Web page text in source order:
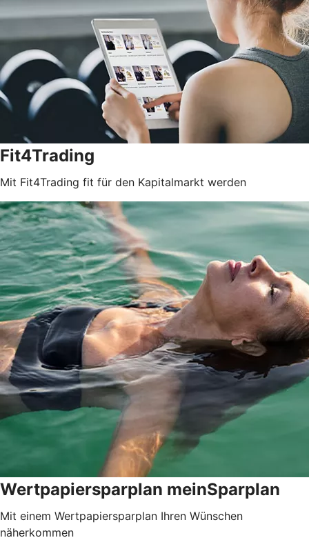
Fit4Trading
Mit Fit4Trading fit für den Kapitalmarkt werden
Wertpapiersparplan meinSparplan
Mit einem Wertpapiersparplan Ihren Wünschen
näherkommen